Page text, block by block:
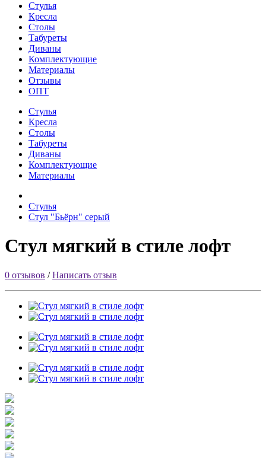
Стулья
Кресла
Столы
Табуреты
Диваны
Комплектующие
Материалы
Отзывы
ОПТ
Стулья
Кресла
Столы
Табуреты
Диваны
Комплектующие
Материалы
Стулья
Стул "Бьёрн" серый
Стул мягкий в стиле лофт
0 отзывов /Написать отзыв